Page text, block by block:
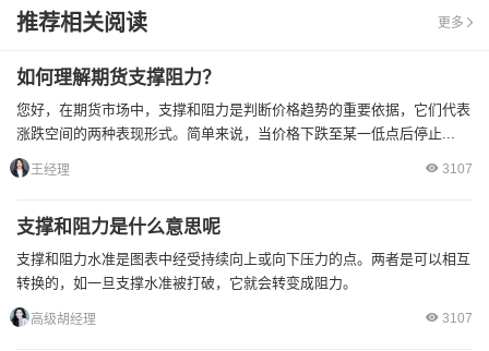
推荐相关阅读 更多
如何理解期货支撑阻力？
您好，在期货市场中，支撑和阻力是判断价格趋势的重要依据，它们代表
涨跌空间的两种表现形式。简单来说，当价格下跌至某一低点后停止...
王经理 3107
支撑和阻力是什么意思呢
支撑和阻力水准是图表中经受持续向上或向下压力的点。两者是可以相互
转换的，如一旦支撑水准被打破，它就会转变成阻力。
高级胡经理 3107